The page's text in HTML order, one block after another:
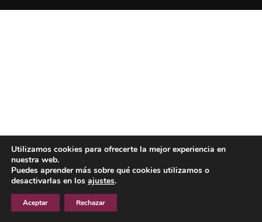
Utilizamos cookies para ofrecerte la mejor experiencia en
nuestra web.
Puedes aprender más sobre qué cookies utilizamos o
desactivarlas en los ajustes.
Aceptar Rechazar